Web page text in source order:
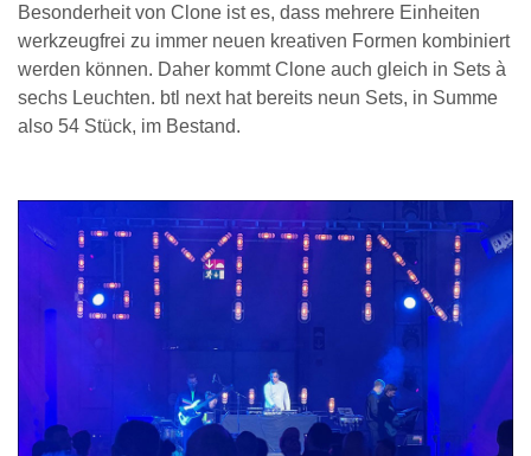
Besonderheit von Clone ist es, dass mehrere Einheiten
werkzeugfrei zu immer neuen kreativen Formen kombiniert
werden können. Daher kommt Clone auch gleich in Sets à
sechs Leuchten. btl next hat bereits neun Sets, in Summe
also 54 Stück, im Bestand.